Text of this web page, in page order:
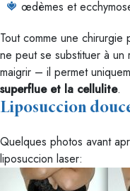
œdèmes et
Tout comme une
ne peut se substituer à un
maigrir – il permet
superflue et la cellulite.
Liposuccion
Quelques photos avant
liposuccion laser: